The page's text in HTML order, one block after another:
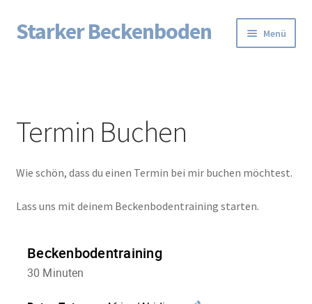
Zur
Navigation
Zum
Inhalt
Starker Beckenboden Menü
Datenschutzerklärung
Echtheit von Bewertungen
Impressum
Impressum/Datenschutzerklärung
Termin Buchen
Wie schön, dass du einen Termin bei mir buchen möchtest.
Lass uns mit deinem Beckenbodentraining starten.